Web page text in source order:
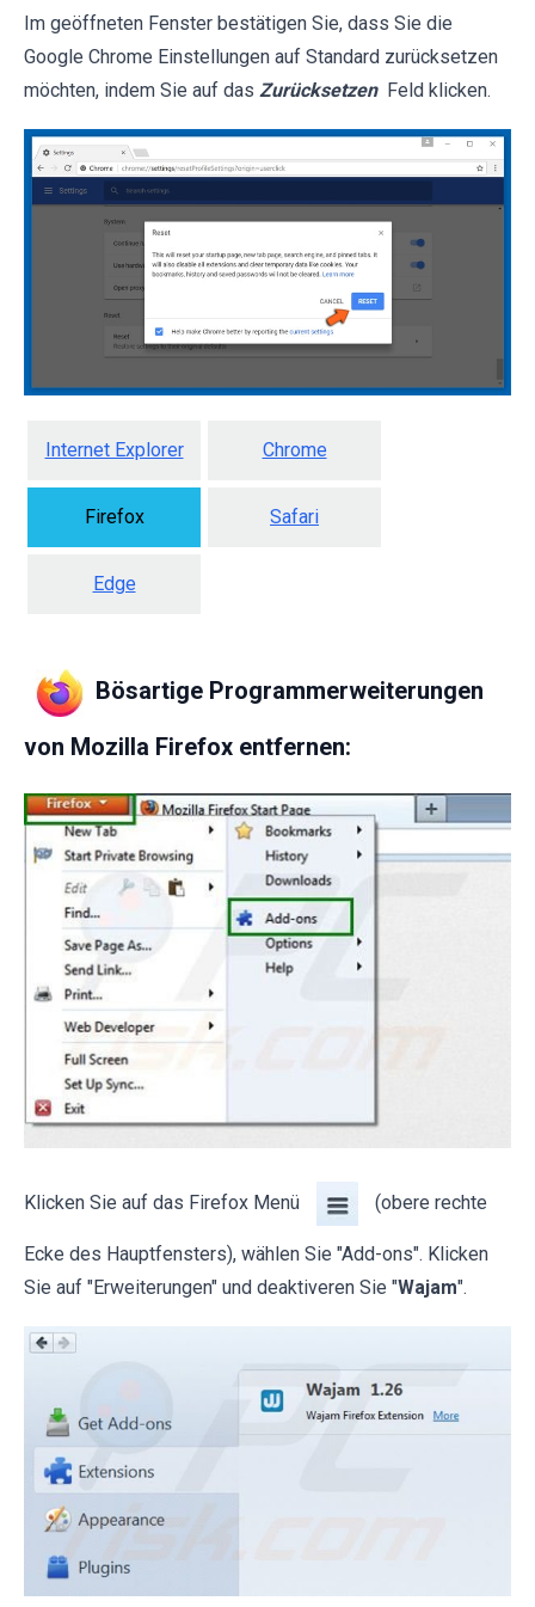
Im geöffneten Fenster bestätigen Sie, dass Sie die
Google Chrome Einstellungen auf Standard zurücksetzen
möchten, indem Sie auf das Zurücksetzen Feld klicken.
Internet Explorer Chrome
Firefox Safari
Edge
Bösartige Programmerweiterungen
von Mozilla Firefox entfernen:
Klicken Sie auf das Firefox Menü (obere rechte
Ecke des Hauptfensters), wählen Sie "Add-ons". Klicken
Sie auf "Erweiterungen" und deaktiveren Sie "Wajam".